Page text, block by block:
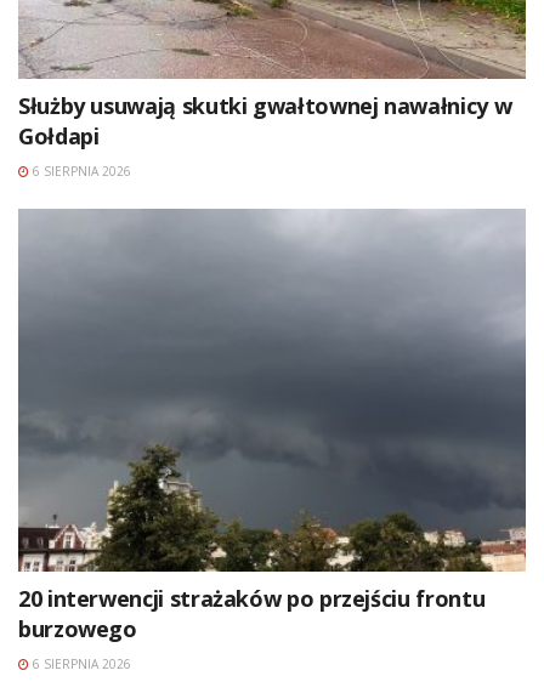
Służby usuwają skutki gwałtownej nawałnicy w
Gołdapi
6 SIERPNIA 2026
20 interwencji strażaków po przejściu frontu
burzowego
6 SIERPNIA 2026